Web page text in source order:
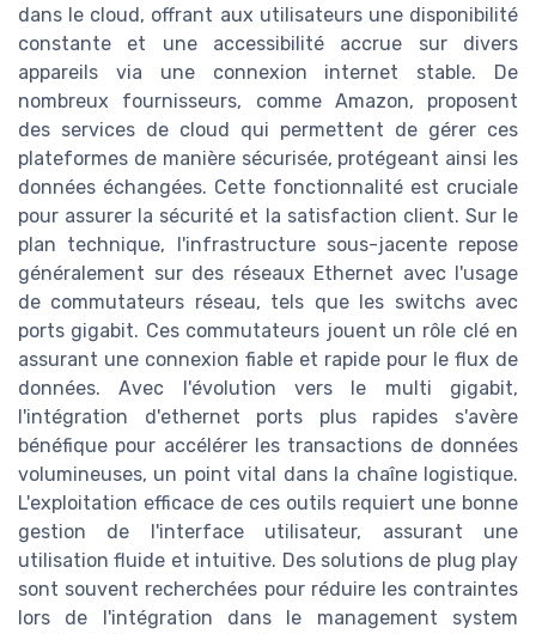
dans le cloud, offrant aux utilisateurs une disponibilité
constante et une accessibilité accrue sur divers
appareils via une connexion internet stable. De
nombreux fournisseurs, comme Amazon, proposent
des services de cloud qui permettent de gérer ces
plateformes de manière sécurisée, protégeant ainsi les
données échangées. Cette fonctionnalité est cruciale
pour assurer la sécurité et la satisfaction client. Sur le
plan technique, l'infrastructure sous-jacente repose
généralement sur des réseaux Ethernet avec l'usage
de commutateurs réseau, tels que les switchs avec
ports gigabit. Ces commutateurs jouent un rôle clé en
assurant une connexion fiable et rapide pour le flux de
données. Avec l'évolution vers le multi gigabit,
l'intégration d'ethernet ports plus rapides s'avère
bénéfique pour accélérer les transactions de données
volumineuses, un point vital dans la chaîne logistique.
L'exploitation efficace de ces outils requiert une bonne
gestion de l'interface utilisateur, assurant une
utilisation fluide et intuitive. Des solutions de plug play
sont souvent recherchées pour réduire les contraintes
lors de l'intégration dans le management system